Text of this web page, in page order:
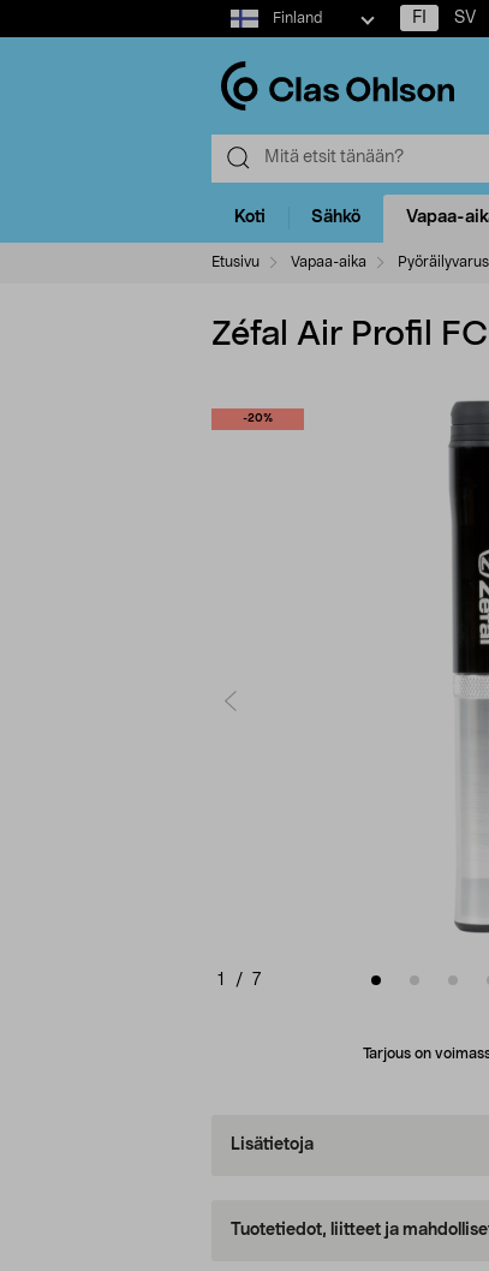
Select
market
Finland FI SV
Koti Sähkö Vapaa-
Etusivu Vapaa-aika
Zéfal Air Profil
-20%
1 / 7
Tarjous on
Lisätietoja
Tuotetiedot, liitteet ja